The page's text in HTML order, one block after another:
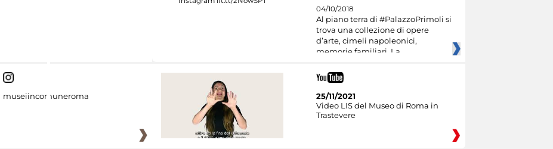
04/10/2018
Al piano terra di #PalazzoPrimoli si
trova una collezione di opere
d’arte, cimeli napoleonici,
memorie familiari. La
museiincomuneroma
25/11/2021
Video LIS del Museo di Roma in
Trastevere